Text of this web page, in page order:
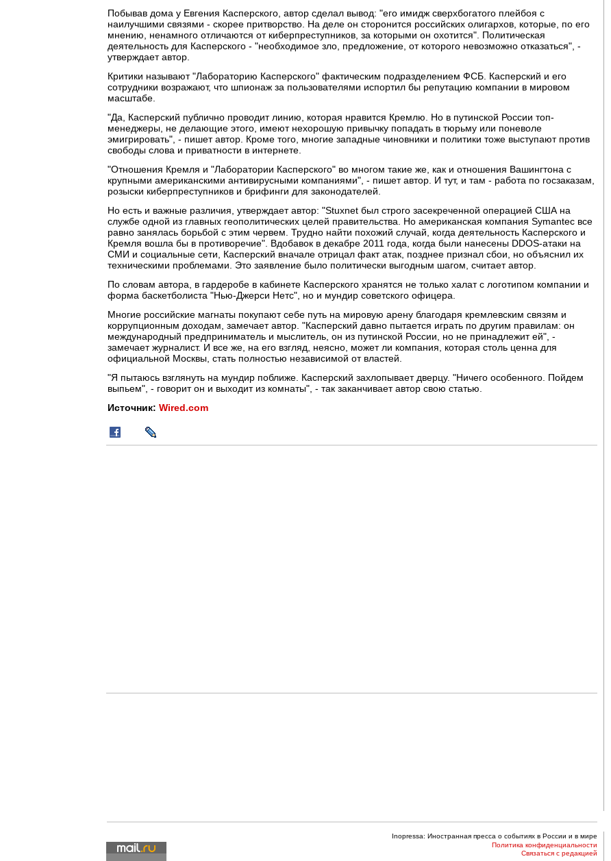
Побывав дома у Евгения Касперского, автор сделал вывод: "его имидж сверхбогатого плейбоя с
наилучшими связями - скорее притворство. На деле он сторонится российских олигархов, которые, по его
мнению, ненамного отличаются от киберпреступников, за которыми он охотится". Политическая
деятельность для Касперского - "необходимое зло, предложение, от которого невозможно отказаться", -
утверждает автор.
Критики называют "Лабораторию Касперского" фактическим подразделением ФСБ. Касперский и его
сотрудники возражают, что шпионаж за пользователями испортил бы репутацию компании в мировом
масштабе.
"Да, Касперский публично проводит линию, которая нравится Кремлю. Но в путинской России топ-
менеджеры, не делающие этого, имеют нехорошую привычку попадать в тюрьму или поневоле
эмигрировать", - пишет автор. Кроме того, многие западные чиновники и политики тоже выступают против
свободы слова и приватности в интернете.
"Отношения Кремля и "Лаборатории Касперского" во многом такие же, как и отношения Вашингтона с
крупными американскими антивирусными компаниями", - пишет автор. И тут, и там - работа по госзаказам,
розыски киберпреступников и брифинги для законодателей.
Но есть и важные различия, утверждает автор: "Stuxnet был строго засекреченной операцией США на
службе одной из главных геополитических целей правительства. Но американская компания Symantec все
равно занялась борьбой с этим червем. Трудно найти похожий случай, когда деятельность Касперского и
Кремля вошла бы в противоречие". Вдобавок в декабре 2011 года, когда были нанесены DDOS-атаки на
СМИ и социальные сети, Касперский вначале отрицал факт атак, позднее признал сбои, но объяснил их
техническими проблемами. Это заявление было политически выгодным шагом, считает автор.
По словам автора, в гардеробе в кабинете Касперского хранятся не только халат с логотипом компании и
форма баскетболиста "Нью-Джерси Нетс", но и мундир советского офицера.
Многие российские магнаты покупают себе путь на мировую арену благодаря кремлевским связям и
коррупционным доходам, замечает автор. "Касперский давно пытается играть по другим правилам: он
международный предприниматель и мыслитель, он из путинской России, но не принадлежит ей", -
замечает журналист. И все же, на его взгляд, неясно, может ли компания, которая столь ценна для
официальной Москвы, стать полностью независимой от властей.
"Я пытаюсь взглянуть на мундир поближе. Касперский захлопывает дверцу. "Ничего особенного. Пойдем
выпьем", - говорит он и выходит из комнаты", - так заканчивает автор свою статью.
Источник: Wired.com
Inopressa: Иностранная пресса о событиях в России и в мире
Политика конфиденциальности
Связаться с редакцией